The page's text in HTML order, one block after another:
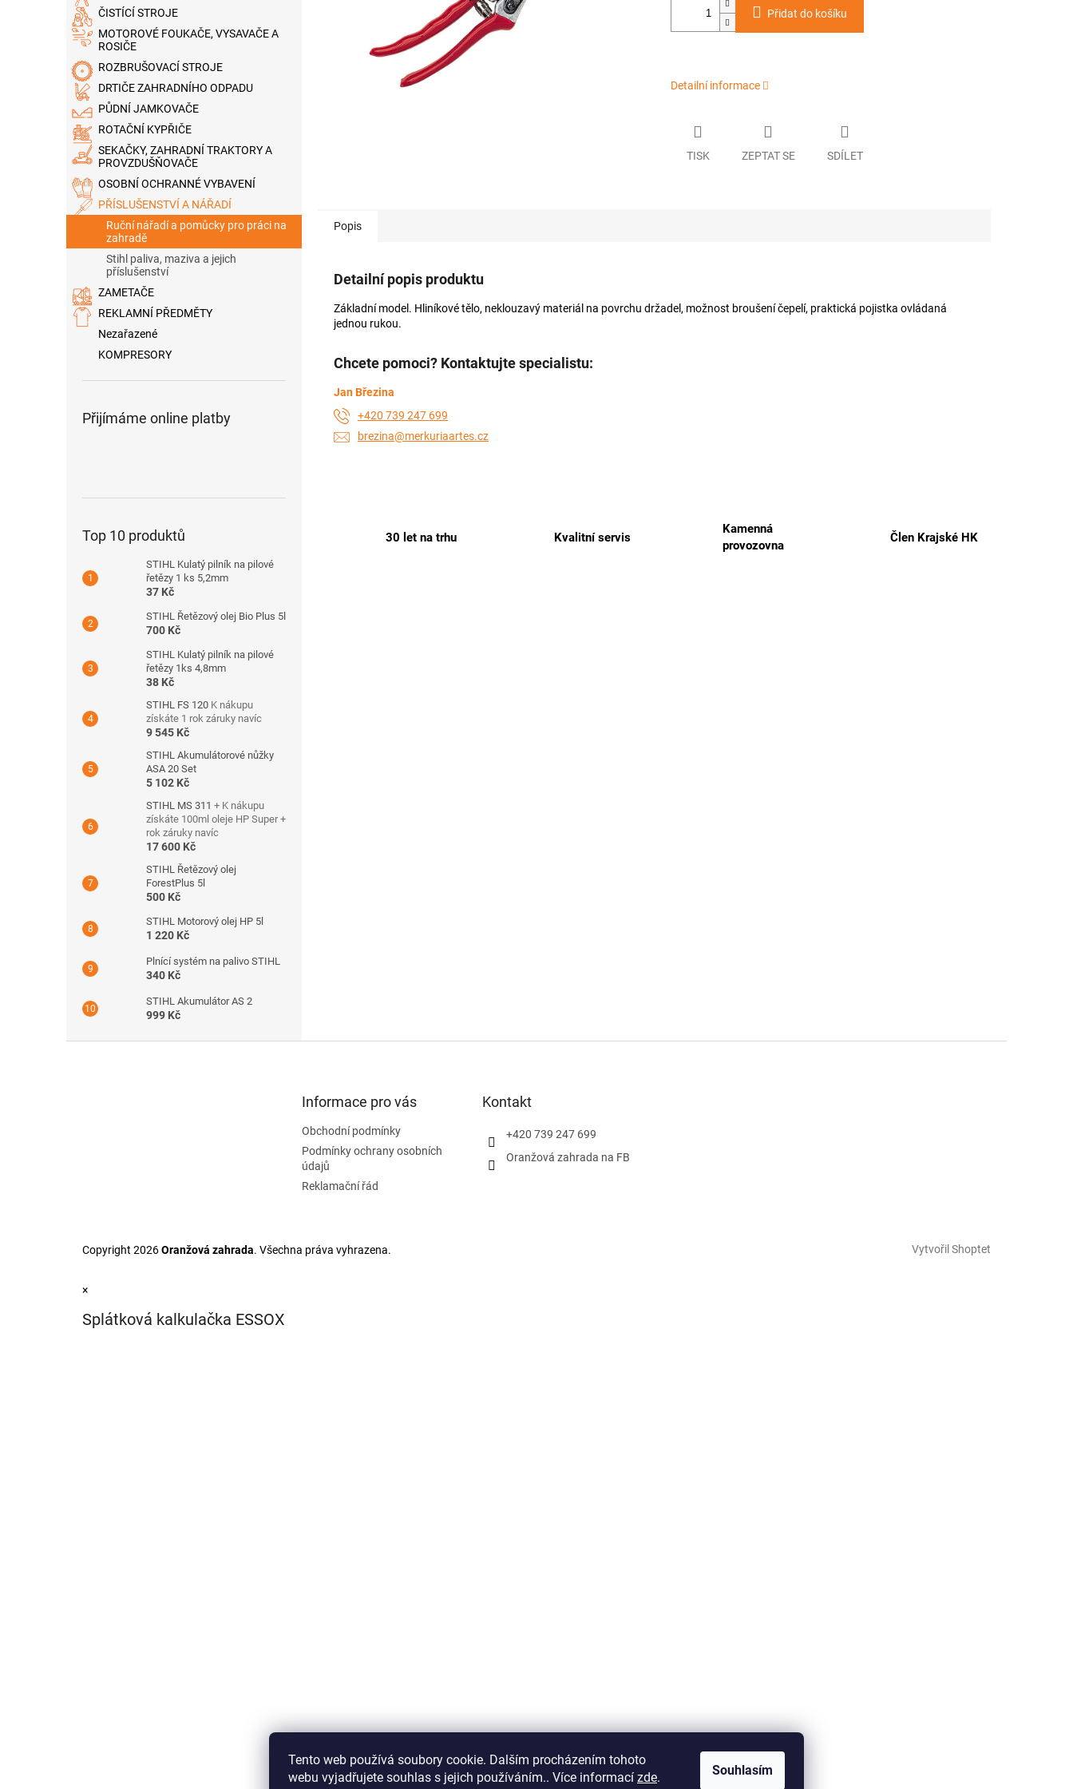
Tento web používá soubory cookie. Dalším procházením tohoto
webu vyjadřujete souhlas s jejich používáním.. Více informací zde. Souhlasím
e
ČISTÍCÍ STROJE
MOTOROVÉ FOUKAČE, VYSAVAČE A
ROSIČE
ROZBRUŠOVACÍ STROJE
DRTIČE ZAHRADNÍHO ODPADU
PŮDNÍ JAMKOVAČE
ROTAČNÍ KYPŘIČE
SEKAČKY, ZAHRADNÍ TRAKTORY A
PROVZDUŠŇOVAČE
OSOBNÍ OCHRANNÉ VYBAVENÍ
PŘÍSLUŠENSTVÍ A NÁŘADÍ
Ruční nářadí a pomůcky pro práci na
zahradě
Stihl paliva, maziva a jejich
příslušenství
ZAMETAČE
REKLAMNÍ PŘEDMĚTY
Nezařazené
KOMPRESORY
Přijímáme online platby
Top 10 produktů
STIHL Kulatý pilník na pilové
řetězy 1 ks 5,2mm
37 Kč
STIHL Řetězový olej Bio Plus 5l
700 Kč
STIHL Kulatý pilník na pilové
řetězy 1ks 4,8mm
38 Kč
STIHL FS 120 K nákupu
získáte 1 rok záruky navíc
9 545 Kč
STIHL Akumulátorové nůžky
ASA 20 Set
5 102 Kč
STIHL MS 311 + K nákupu
získáte 100ml oleje HP Super +
rok záruky navíc
17 600 Kč
STIHL Řetězový olej
ForestPlus 5l
500 Kč
STIHL Motorový olej HP 5l
1 220 Kč
Plnící systém na palivo STIHL
340 Kč
STIHL Akumulátor AS 2
999 Kč
Přidat do košíku
Detailní informace
TISK ZEPTAT SE SDÍLET
30 let na trhu Kvalitní servis
Kamenná
provozovna
Člen Krajské HK
Popis
Detailní popis produktu
Základní model. Hliníkové tělo, neklouzavý materiál na povrchu držadel, možnost broušení čepelí, praktická pojistka ovládaná
jednou rukou.
Chcete pomoci? Kontaktujte specialistu:
Jan Březina
+420 739 247 699
brezina@merkuriaartes.cz
Informace pro vás
Obchodní podmínky
Podmínky ochrany osobních
údajů
Reklamační řád
Kontakt
+420 739 247 699
Oranžová zahrada na FB
Vytvořil Shoptet
Copyright 2026Oranžová zahrada. Všechna práva vyhrazena.
×
Splátková kalkulačka ESSOX